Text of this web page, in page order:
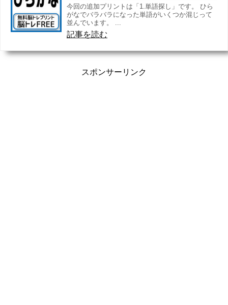
今回の追加プリントは「1.単語探し」です。 ひら
がなでバラバラになった単語がいくつか混じって
並んでいます。 ...
記事を読む
スポンサーリンク